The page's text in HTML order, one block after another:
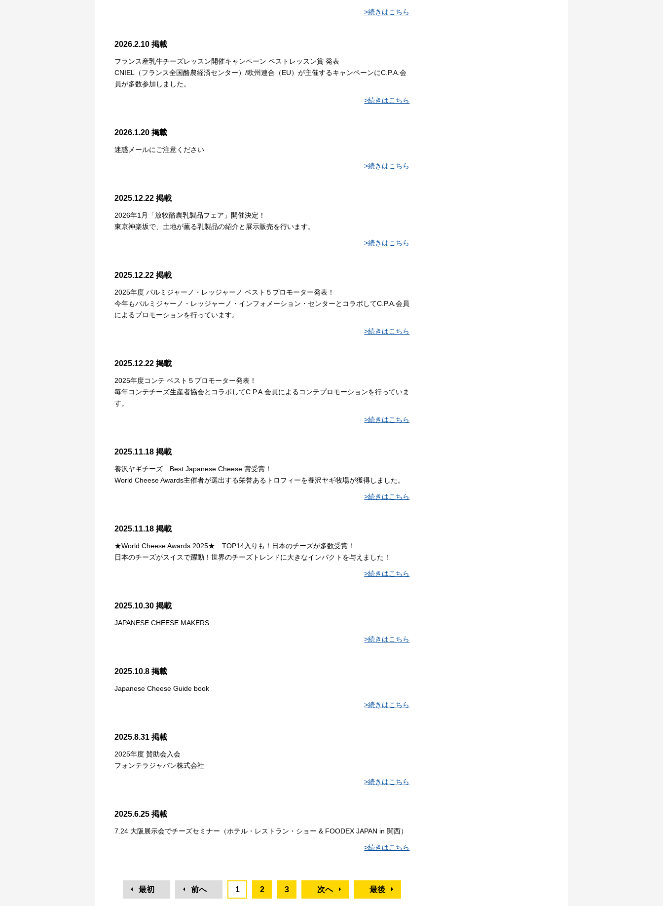
>続きはこちら
2026.2.10 掲載
フランス産乳牛チーズレッスン開催キャンペーン ベストレッスン賞 発表
CNIEL（フランス全国酪農経済センター）/欧州連合（EU）が主催するキャンペーンにC.P.A.会
員が多数参加しました。
>続きはこちら
2026.1.20 掲載
迷惑メールにご注意ください
>続きはこちら
2025.12.22 掲載
2026年1月「放牧酪農乳製品フェア」開催決定！
東京神楽坂で、土地が薫る乳製品の紹介と展示販売を行います。
>続きはこちら
2025.12.22 掲載
2025年度 パルミジャーノ・レッジャーノ ベスト５プロモーター発表！
今年もパルミジャーノ・レッジャーノ・インフォメーション・センターとコラボしてC.P.A.会員
によるプロモーションを行っています。
>続きはこちら
2025.12.22 掲載
2025年度コンテ ベスト５プロモーター発表！
毎年コンテチーズ生産者協会とコラボしてC.P.A.会員によるコンテプロモーションを行っていま
す。
>続きはこちら
2025.11.18 掲載
養沢ヤギチーズ Best Japanese Cheese 賞受賞！
World Cheese Awards主催者が選出する栄誉あるトロフィーを養沢ヤギ牧場が獲得しました。
>続きはこちら
2025.11.18 掲載
★World Cheese Awards 2025★ TOP14入りも！日本のチーズが多数受賞！
日本のチーズがスイスで躍動！世界のチーズトレンドに大きなインパクトを与えました！
>続きはこちら
2025.10.30 掲載
JAPANESE CHEESE MAKERS
>続きはこちら
2025.10.8 掲載
Japanese Cheese Guide book
>続きはこちら
2025.8.31 掲載
2025年度 賛助会入会
フォンテラジャパン株式会社
>続きはこちら
2025.6.25 掲載
7.24 大阪展示会でチーズセミナー（ホテル・レストラン・ショー & FOODEX JAPAN in 関西）
>続きはこちら
最初 前へ 1 2 3 次へ 最後